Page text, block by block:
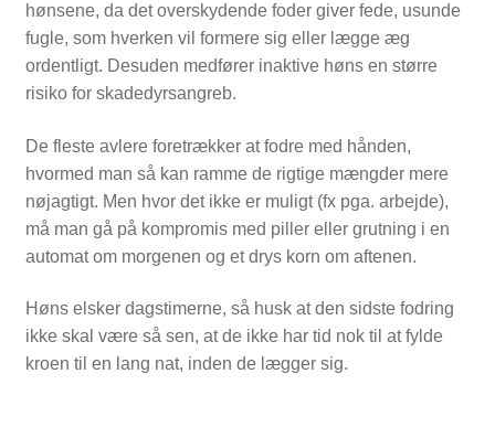
hønsene, da det overskydende foder giver fede, usunde
fugle, som hverken vil formere sig eller lægge æg
ordentligt. Desuden medfører inaktive høns en større
risiko for skadedyrsangreb.
De fleste avlere foretrækker at fodre med hånden,
hvormed man så kan ramme de rigtige mængder mere
nøjagtigt. Men hvor det ikke er muligt (fx pga. arbejde),
må man gå på kompromis med piller eller grutning i en
automat om morgenen og et drys korn om aftenen.
Høns elsker dagstimerne, så husk at den sidste fodring
ikke skal være så sen, at de ikke har tid nok til at fylde
kroen til en lang nat, inden de lægger sig.